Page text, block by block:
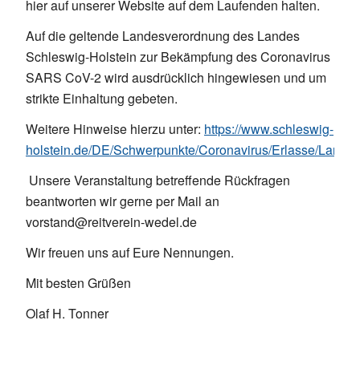
hier auf unserer Website auf dem Laufenden halten.
Auf die geltende Landesverordnung des Landes
Schleswig-Holstein zur Bekämpfung des Coronavirus
SARS CoV-2 wird ausdrücklich hingewiesen und um
strikte Einhaltung gebeten.
Weitere Hinweise hierzu unter: https://www.schleswig-
holstein.de/DE/Schwerpunkte/Coronavirus/Erlasse/
Unsere Veranstaltung betreffende Rückfragen
beantworten wir gerne per Mail an
vorstand@reitverein-wedel.de
Wir freuen uns auf Eure Nennungen.
Mit besten Grüßen
Olaf H. Tonner